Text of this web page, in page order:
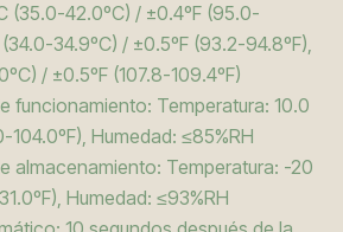
(35.0-42.0ºC) / ±0.4ºF (95.0-
(34.0-34.9ºC) / ±0.5ºF (93.2-94.8ºF),
/ ±0.5ºF (107.8-109.4ºF)
funcionamiento: Temperatura: 10.0
Humedad: ≤85%RH
almacenamiento: Temperatura: -20
Humedad: ≤93%RH